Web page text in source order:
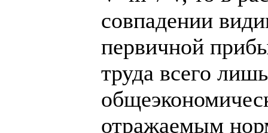
совпадении
первичной
труда всего
отражаемым